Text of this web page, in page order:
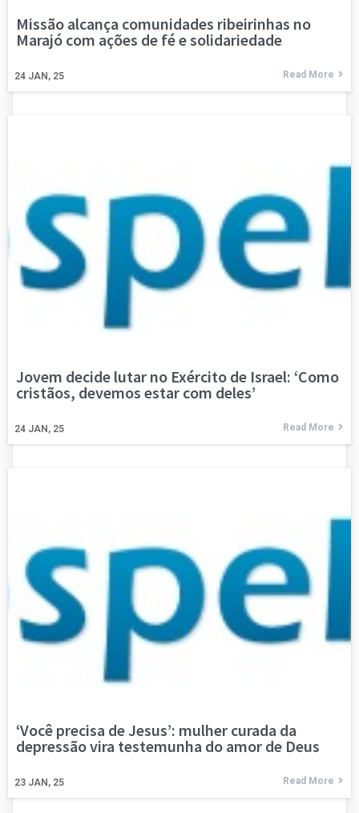
Missão alcança comunidades ribeirinhas no
Marajó com ações de fé e solidariedade
24 JAN, 25 Read More
Jovem decide lutar no Exército de Israel: ‘Como
cristãos, devemos estar com deles’
24 JAN, 25 Read More
‘Você precisa de Jesus’: mulher curada da
depressão vira testemunha do amor de Deus
23 JAN, 25 Read More